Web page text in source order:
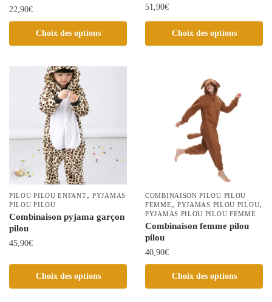
22,90€
Choix des options
produit
variations.
être
choisies
sur
la
page
du
produit
51,90€
Choix des options
produit
choisies
page
du
produit
PILOU PILOU ENFANT,PYJAMAS
PILOU PILOU
Combinaison pyjama garçon
pilou
45,90€
Choix des options
Ce
COMBINAISON PILOU PILOU
FEMME, PYJAMAS PILOU PILOU,
PYJAMAS PILOU PILOU FEMME
Combinaison femme pilou
pilou
40,90€
Choix des options
produit